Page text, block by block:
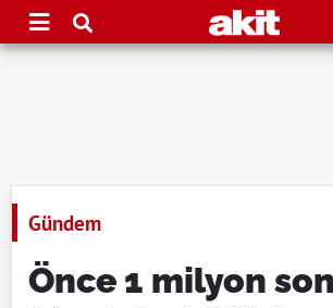
Gündem
Önce 1 milyon